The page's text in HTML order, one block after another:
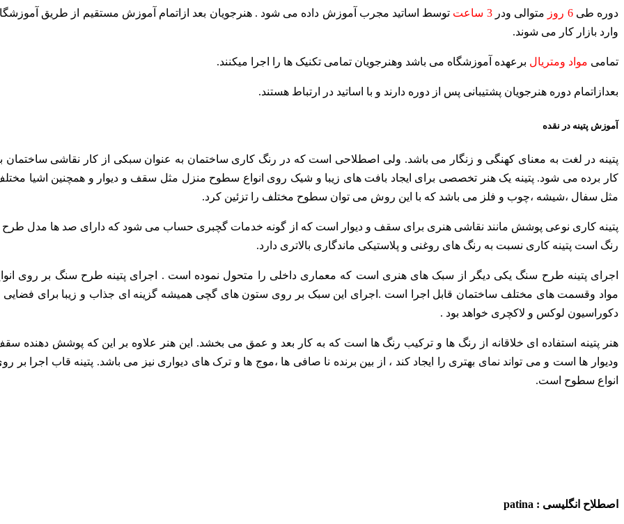
دوره طی 6 روز متوالی ودر3 ساعت
توسط اساتید مجرب آموزش داده می شود . هنرجویان بعد ازاتمام آموزش مستقیم از طریق
وارد بازار کار می شوند.
تمامی مواد ومتریال برعهده آموزشگاه می باشد وهنرجویان تمامی تکنیک ها را اجرا میکنند.
بعدازاتمام دوره هنرجویان پشتیبانی پس از دوره دارند و با اساتید در ارتباط هستند.
آموزش پتینه در نقده
پتینه در لغت به معنای کهنگی و زنگار می باشد. ولی اصطلاحی است که در رنگ کاری ساختمان به عنوان سبکی از کار نقاشی ساختمان
کار برده می شود. پتینه یک هنر تخصصی برای ایجاد بافتهای زیبا و شیک روی انواع سطوح منزل مثل سقف و دیوار و همچنین اشیا
مثل سفال ،شیشه ،چوب و فلز می باشد که با این روش می توان سطوح مختلف را تزئین کرد.
پتینه کاری نوعی پوشش مانند نقاشی هنری برای سقف و دیوار است که از گونه خدمات گچبری حساب می شود که دارای صد ها مدل طرح
رنگ است پتینه کاری نسبت به رنگ های روغنی و پلاستیکی ماندگاری بالاتری دارد.
اجرای پتینه طرح سنگ یکی دیگر از سبک های هنری است که معماری داخلی را متحول نموده است . اجرای پتینه طرح سنگ بر روی
مواد وقسمت های مختلف ساختمان قابل اجرا است .اجرای این سبک بر روی ستون های گچی همیشه گزینه ای جذاب و زیبا برای فضایی
دکوراسیون لوکس و لاکچری خواهد بود .
هنر پتینه استفاده ای خلاقانه از رنگ ها و ترکیب رنگ ها است که به کار بعد و عمق می بخشد. این هنر علاوه بر این که پوشش دهنده
ودیوار ها است و می تواند نمای بهتری را ایجاد کند ، از بین برنده نا صافی ها ،موج ها و ترک های دیواری نیز می باشد. پتینه قاب اجرا بر
انواع سطوح است.
اصطلاح انگلیسی : patina